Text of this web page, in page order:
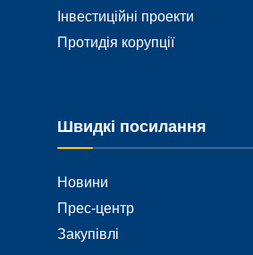
Інвестиційні проекти
Протидія корупції
Швидкі посилання
Новини
Прес-центр
Закупівлі